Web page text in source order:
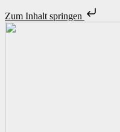
Zum Inhalt springen